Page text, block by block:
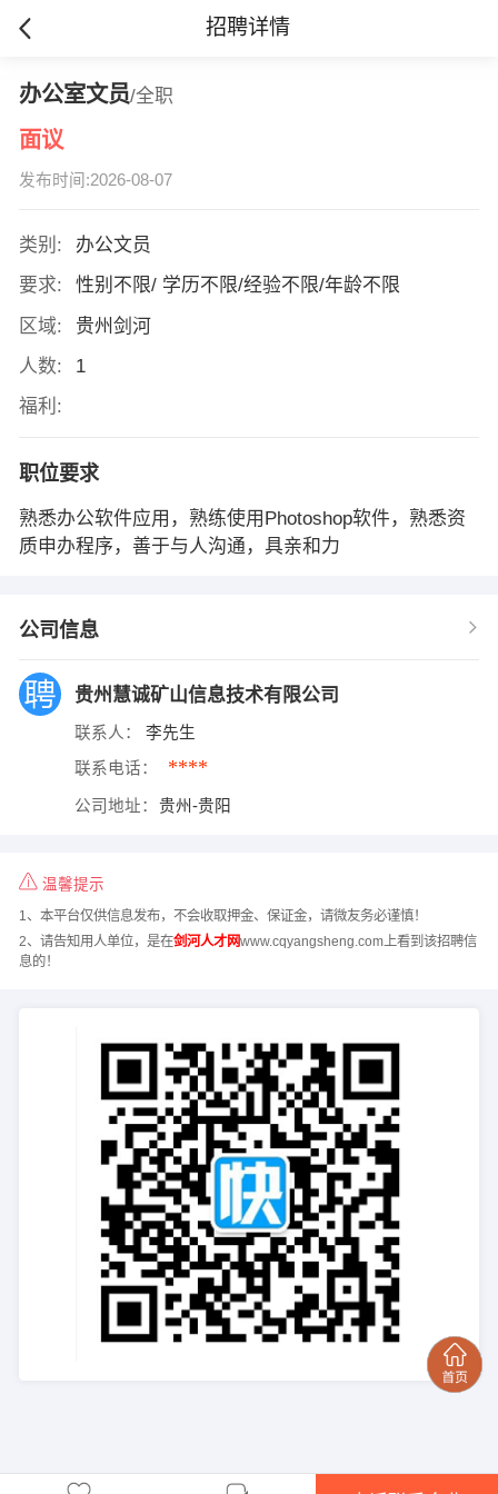
招聘详情
办公室文员/全职
面议
发布时间:2026-08-07
类别:
办公文员
要求:
性别不限/ 学历不限/经验不限/年龄不限
区域:
贵州剑河
人数:
1
福利:
职位要求
熟悉办公软件应用，熟练使用Photoshop软件，熟悉资
质申办程序，善于与人沟通，具亲和力
公司信息
贵州慧诚矿山信息技术有限公司
联系人： 李先生
联系电话： ****
公司地址： 贵州-贵阳
温馨提示
1、本平台仅供信息发布，不会收取押金、保证金，请微友务必谨慎！
2、请告知用人单位，是在剑河人才网www.cqyangsheng.com上看到该招聘信
息的！